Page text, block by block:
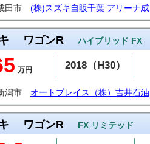
田市 (株)スズキ自販千葉 アリーナ成
ワゴンR ハイブリッド FX
万円 2018（H30）
潟市 オートプレイス（株）吉井石油
ワゴンR FX リミテッド